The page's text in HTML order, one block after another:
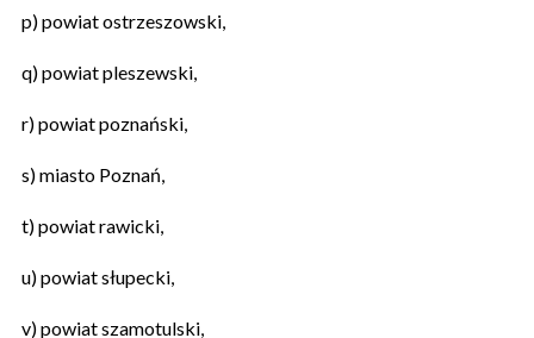
p) powiat ostrzeszowski,
q) powiat pleszewski,
r) powiat poznański,
s) miasto Poznań,
t) powiat rawicki,
u) powiat słupecki,
v) powiat szamotulski,